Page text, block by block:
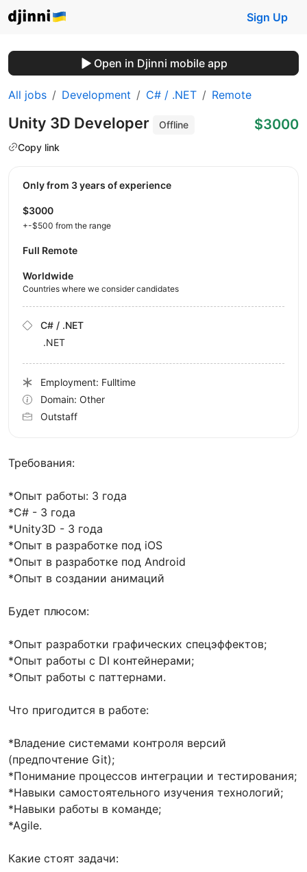
Sign Up
Open in Djinni mobile app
All jobs Development C# / .NET Remote
Unity 3D Developer
Offline
Copy link
$3000
Требования:
*Опыт работы: 3 года
*C# - 3 года
*Unity3D - 3 года
*Опыт в разработке под iOS
*Опыт в разработке под Android
*Опыт в создании анимаций
Будет плюсом:
*Опыт разработки графических спецэффектов;
*Опыт работы с DI контейнерами;
*Опыт работы с паттернами.
Что пригодится в работе:
*Владение системами контроля версий
(предпочтение Git);
*Понимание процессов интеграции и тестирования;
*Навыки самостоятельного изучения технологий;
*Навыки работы в команде;
*Agile.
Какие стоят задачи:
Only from 3 years of experience
$3000
+-$500 from the range
Full Remote
Worldwide
Countries where we consider candidates
C# / .NET
.NET
Employment: Fulltime
Domain: Other
Outstaff